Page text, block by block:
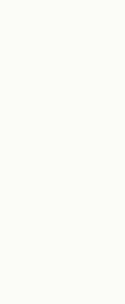
Was ist
Accueil Vélo
Radfahrer im